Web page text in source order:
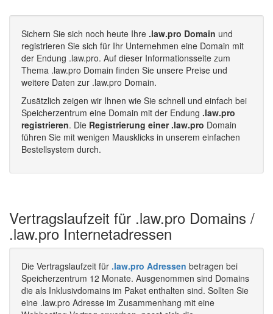
Sichern Sie sich noch heute Ihre .law.pro Domain und
registrieren Sie sich für Ihr Unternehmen eine Domain mit
der Endung .law.pro. Auf dieser Informationsseite zum
Thema .law.pro Domain finden Sie unsere Preise und
weitere Daten zur .law.pro Domain.
Zusätzlich zeigen wir Ihnen wie Sie schnell und einfach bei
Speicherzentrum eine Domain mit der Endung .law.pro
registrieren. Die Registrierung einer .law.pro Domain
führen Sie mit wenigen Mausklicks in unserem einfachen
Bestellsystem durch.
Vertragslaufzeit für .law.pro Domains /
.law.pro Internetadressen
Die Vertragslaufzeit für .law.pro Adressen betragen bei
Speicherzentrum 12 Monate. Ausgenommen sind Domains
die als Inklusivdomains im Paket enthalten sind. Sollten Sie
eine .law.pro Adresse im Zusammenhang mit eine